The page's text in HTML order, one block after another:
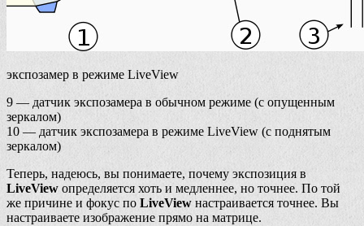
экспозамер в режиме LiveView
9 — датчик экспозамера в обычном режиме (с опущенным
зеркалом)
10 — датчик экспозамера в режиме LiveView (с поднятым
зеркалом)
Теперь, надеюсь, вы понимаете, почему экспозиция в
LiveView определяется хоть и медленнее, но точнее. По той
же причине и фокус по LiveView настраивается точнее. Вы
настраиваете изображение прямо на матрице.